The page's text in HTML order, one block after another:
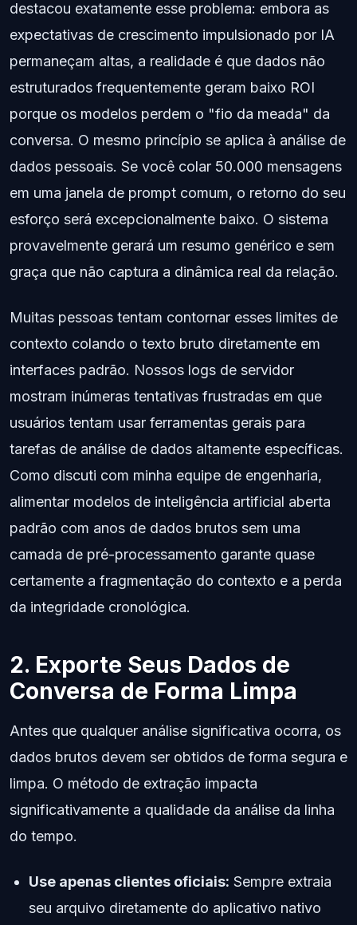
destacou exatamente esse problema: embora as
expectativas de crescimento impulsionado por IA
permaneçam altas, a realidade é que dados não
estruturados frequentemente geram baixo ROI
porque os modelos perdem o "fio da meada" da
conversa. O mesmo princípio se aplica à análise de
dados pessoais. Se você colar 50.000 mensagens
em uma janela de prompt comum, o retorno do seu
esforço será excepcionalmente baixo. O sistema
provavelmente gerará um resumo genérico e sem
graça que não captura a dinâmica real da relação.
Muitas pessoas tentam contornar esses limites de
contexto colando o texto bruto diretamente em
interfaces padrão. Nossos logs de servidor
mostram inúmeras tentativas frustradas em que
usuários tentam usar ferramentas gerais para
tarefas de análise de dados altamente específicas.
Como discuti com minha equipe de engenharia,
alimentar modelos de inteligência artificial aberta
padrão com anos de dados brutos sem uma
camada de pré-processamento garante quase
certamente a fragmentação do contexto e a perda
da integridade cronológica.
2. Exporte Seus Dados de
Conversa de Forma Limpa
Antes que qualquer análise significativa ocorra, os
dados brutos devem ser obtidos de forma segura e
limpa. O método de extração impacta
significativamente a qualidade da análise da linha
do tempo.
Use apenas clientes oficiais: Sempre extraia
seu arquivo diretamente do aplicativo nativo